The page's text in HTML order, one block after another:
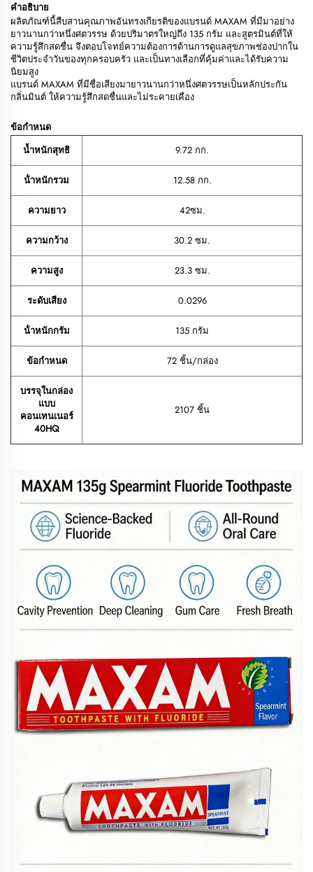
คำอธิบาย
ผลิตภัณฑ์นี้สืบสานคุณภาพอันทรงเกียรติของแบรนด์ MAXAM ที่มีมาอย่าง
ยาวนานกว่าหนึ่งศตวรรษ ด้วยปริมาตรใหญ่ถึง 135 กรัม และสูตรมินต์ที่ให้
ความรู้สึกสดชื่น จึงตอบโจทย์ความต้องการด้านการดูแลสุขภาพช่องปากใน
ชีวิตประจำวันของทุกครอบครัว และเป็นทางเลือกที่คุ้มค่าและได้รับความ
นิยมสูง
แบรนด์ MAXAM ที่มีชื่อเสียงมายาวนานกว่าหนึ่งศตวรรษเป็นหลักประกัน
กลิ่นมินต์ ให้ความรู้สึกสดชื่นและไม่ระคายเคือง
ข้อกำหนด
น้ำหนักสุทธิ
9.72 กก.
น้ําหนักรวม 12.58 กก.
ความยาว 42ซม.
ความกว้าง 30.2 ซม.
ความสูง 23.3 ซม.
ระดับเสียง 0.0296
น้ําหนักกรัม 135 กรัม
ข้อกำหนด 72 ชิ้น/กล่อง
บรรจุในกล่อง
แบบ
คอนเทนเนอร์
40HQ
2107 ชิ้น